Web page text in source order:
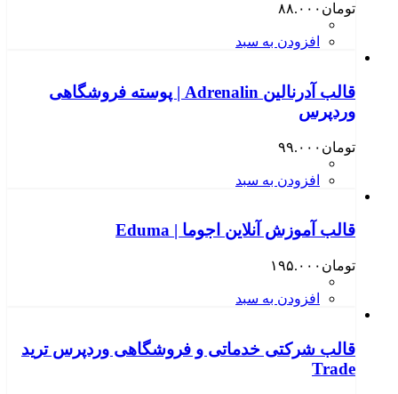
تومان ۸۸.۰۰۰
افزودن به سبد
قالب آدرنالین Adrenalin | پوسته فروشگاهی
وردپرس
تومان ۹۹.۰۰۰
افزودن به سبد
قالب آموزش آنلاین اجوما | Eduma
تومان ۱۹۵.۰۰۰
افزودن به سبد
قالب شرکتی خدماتی و فروشگاهی وردپرس ترید
Trade